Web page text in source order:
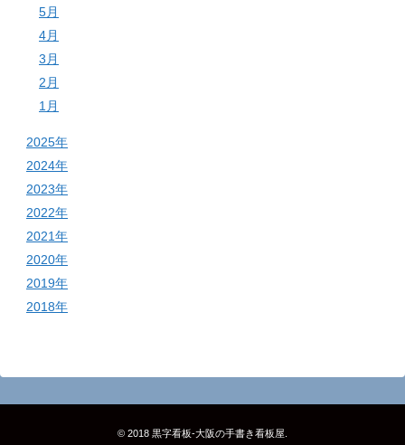
5月
4月
3月
2月
1月
2025年
2024年
2023年
2022年
2021年
2020年
2019年
2018年
© 2018 黒字看板‐大阪の手書き看板屋